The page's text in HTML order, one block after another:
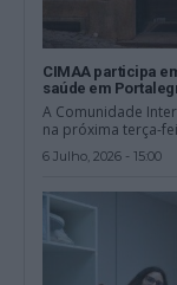
CIMAA participa
saúde em
A Comunidade
na próxima terça-
6 Julho, 2026 - 15:00